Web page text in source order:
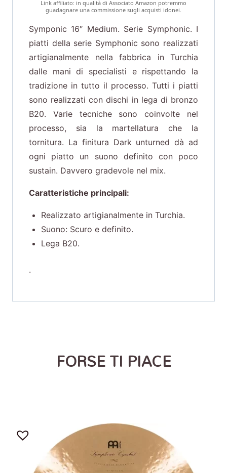
Link affiliato: in qualità di Associato Amazon potremmo
guadagnare una commissione sugli acquisti idonei.
Symponic 16″ Medium. Serie Symphonic. I
piatti della serie Symphonic sono realizzati
artigianalmente nella fabbrica in Turchia
dalle mani di specialisti e rispettando la
tradizione in tutto il processo. Tutti i piatti
sono realizzati con dischi in lega di bronzo
B20. Varie tecniche sono coinvolte nel
processo, sia la martellatura che la
tornitura. La finitura Dark unturned dà ad
ogni piatto un suono definito con poco
sustain. Davvero gradevole nel mix.
Caratteristiche principali:
Realizzato artigianalmente in Turchia.
Suono: Scuro e definito.
Lega B20.
.
FORSE TI PIACE